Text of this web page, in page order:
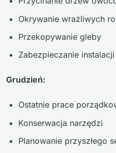
Okrywanie wrażliwych
Przekopywanie gleby
Zabezpieczanie
Grudzień:
Ostatnie prace
Konserwacja narzędzi
Planowanie przyszłego